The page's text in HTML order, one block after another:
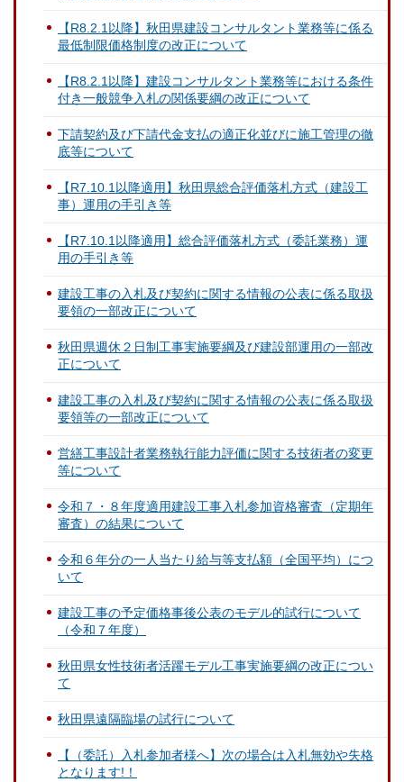
【R8.2.1以降】秋田県建設コンサルタント業務等に係る
最低制限価格制度の改正について
【R8.2.1以降】建設コンサルタント業務等における条件
付き一般競争入札の関係要綱の改正について
下請契約及び下請代金支払の適正化並びに施工管理の徹
底等について
【R7.10.1以降適用】秋田県総合評価落札方式（建設工
事）運用の手引き等
【R7.10.1以降適用】総合評価落札方式（委託業務）運
用の手引き等
建設工事の入札及び契約に関する情報の公表に係る取扱
要領の一部改正について
秋田県週休２日制工事実施要綱及び建設部運用の一部改
正について
建設工事の入札及び契約に関する情報の公表に係る取扱
要領等の一部改正について
営繕工事設計者業務執行能力評価に関する技術者の変更
等について
令和７・８年度適用建設工事入札参加資格審査（定期年
審査）の結果について
令和６年分の一人当たり給与等支払額（全国平均）につ
いて
建設工事の予定価格事後公表のモデル的試行について
（令和７年度）
秋田県女性技術者活躍モデル工事実施要綱の改正につい
て
秋田県遠隔臨場の試行について
【（委託）入札参加者様へ】次の場合は入札無効や失格
となります!！